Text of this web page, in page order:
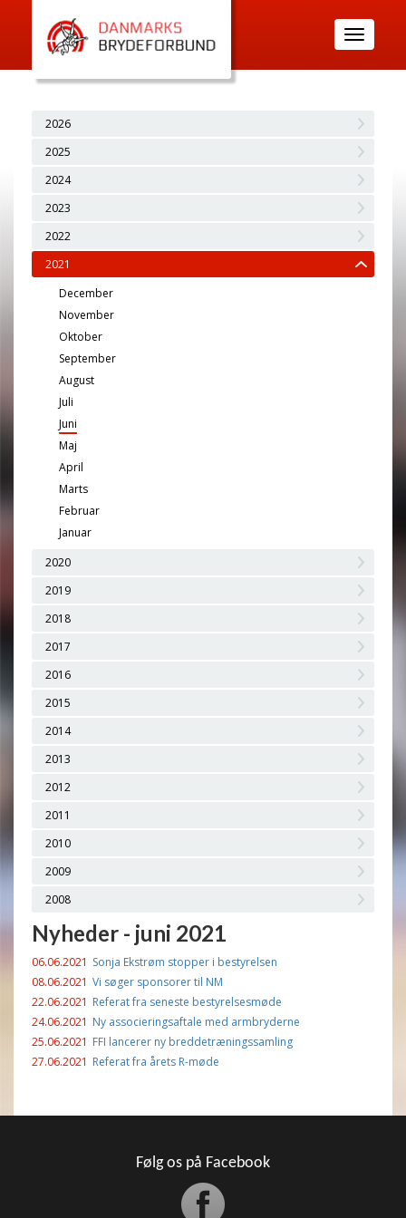
Toggle
navigation
2026
2025
2024
2023
2022
2021
December
November
Oktober
September
August
Juli
Juni
Maj
April
Marts
Februar
Januar
2020
2019
2018
2017
2016
2015
2014
2013
2012
2011
2010
2009
2008
Nyheder - juni 2021
06.06.2021 Sonja Ekstrøm stopper i bestyrelsen
08.06.2021 Vi søger sponsorer til NM
22.06.2021 Referat fra seneste bestyrelsesmøde
24.06.2021 Ny associeringsaftale med armbryderne
25.06.2021 FFI lancerer ny breddetræningssamling
27.06.2021 Referat fra årets R-møde
Følg os på Facebook